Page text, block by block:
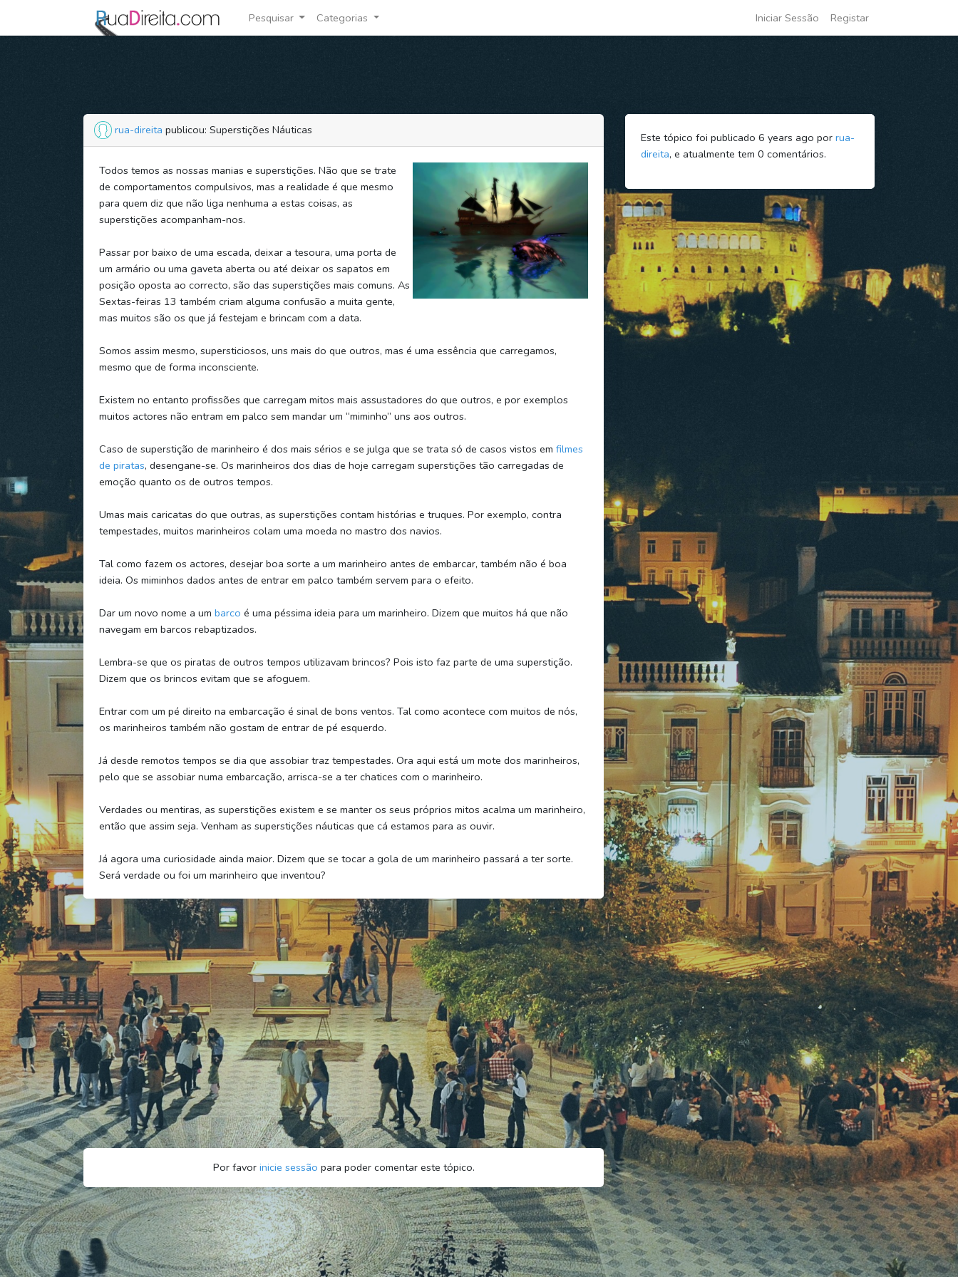
Pesquisar Categorias Iniciar Sessão Registar
rua-direita publicou: Superstições Náuticas
Todos temos as nossas manias e superstições. Não que se trate
de comportamentos compulsivos, mas a realidade é que mesmo
para quem diz que não liga nenhuma a estas coisas, as
superstições acompanham-nos.
Passar por baixo de uma escada, deixar a tesoura, uma porta de
um armário ou uma gaveta aberta ou até deixar os sapatos em
posição oposta ao correcto, são das superstições mais comuns. As
Sextas-feiras 13 também criam alguma confusão a muita gente,
mas muitos são os que já festejam e brincam com a data.
Somos assim mesmo, supersticiosos, uns mais do que outros, mas é uma essência que carregamos,
mesmo que de forma inconsciente.
Existem no entanto profissões que carregam mitos mais assustadores do que outros, e por exemplos
muitos actores não entram em palco sem mandar um “miminho” uns aos outros.
Caso de superstição de marinheiro é dos mais sérios e se julga que se trata só de casos vistos em filmes
de piratas, desengane-se. Os marinheiros dos dias de hoje carregam superstições tão carregadas de
emoção quanto os de outros tempos.
Umas mais caricatas do que outras, as superstições contam histórias e truques. Por exemplo, contra
tempestades, muitos marinheiros colam uma moeda no mastro dos navios.
Tal como fazem os actores, desejar boa sorte a um marinheiro antes de embarcar, também não é boa
ideia. Os miminhos dados antes de entrar em palco também servem para o efeito.
Dar um novo nome a um barco é uma péssima ideia para um marinheiro. Dizem que muitos há que não
navegam em barcos rebaptizados.
Lembra-se que os piratas de outros tempos utilizavam brincos? Pois isto faz parte de uma superstição.
Dizem que os brincos evitam que se afoguem.
Entrar com um pé direito na embarcação é sinal de bons ventos. Tal como acontece com muitos de nós,
os marinheiros também não gostam de entrar de pé esquerdo.
Já desde remotos tempos se dia que assobiar traz tempestades. Ora aqui está um mote dos marinheiros,
pelo que se assobiar numa embarcação, arrisca-se a ter chatices com o marinheiro.
Verdades ou mentiras, as superstições existem e se manter os seus próprios mitos acalma um marinheiro,
então que assim seja. Venham as superstições náuticas que cá estamos para as ouvir.
Já agora uma curiosidade ainda maior. Dizem que se tocar a gola de um marinheiro passará a ter sorte.
Será verdade ou foi um marinheiro que inventou?
Por favor inicie sessão para poder comentar este tópico.
Este tópico foi publicado 6 years ago por rua-
direita, e atualmente tem 0 comentários.